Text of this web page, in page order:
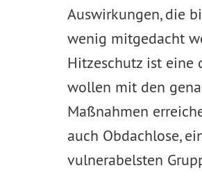
Auswirkungen, die
wenig mitgedacht
Hitzeschutz ist eine
wollen mit den
Maßnahmen
auch Obdachlose,
vulnerabelsten